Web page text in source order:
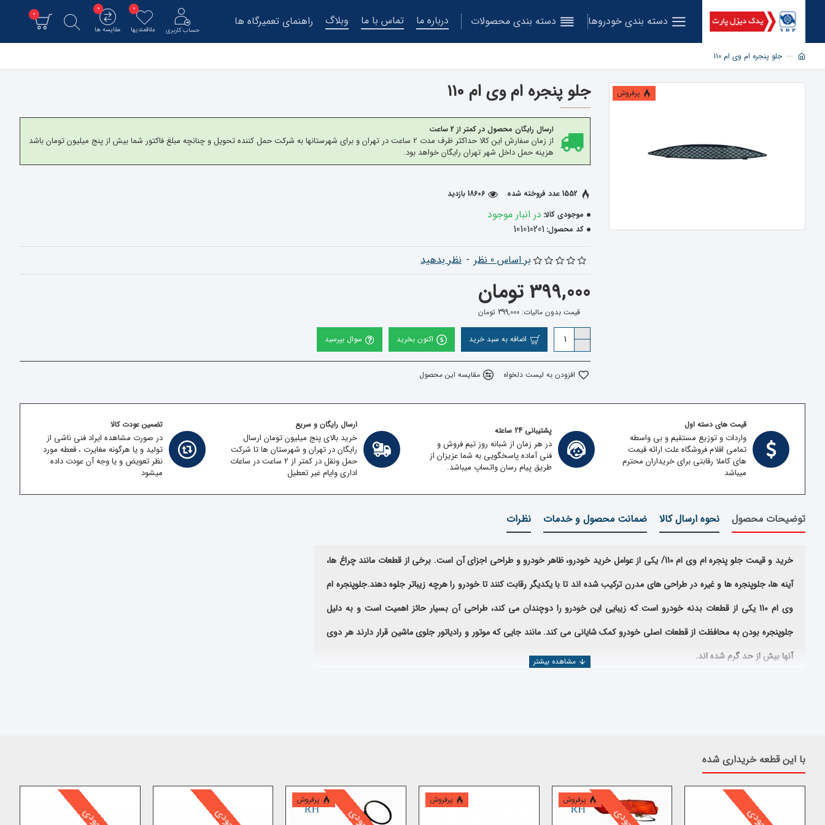
دسته بندی خودروها دسته بندی محصولات درباره ما تماس با ما وبلاگ راهنمای تعمیرگاه ها
حساب کاربری علاقمندیها
0
مقایسه ها
0
0
جلو پنجره ام وی ام 110
پرفروش جلو پنجره ام وی ام 110
ارسال رایگان محصول در کمتر از 2 ساعت
از زمان سفارش این کالا حداکثر ظرف مدت 2 ساعت در تهران و برای شهرستانها به شرکت حمل کننده تحویل و چنانچه مبلغ فاکتور شما بیش از پنج میلیون تومان باشد
هزینه حمل داخل شهر تهران رایگان خواهد بود.
موجودی کالا: در انبار موجود
کد محصول: 101010201
1552 عدد فروخته شده 18606 بازدید
بر اساس 0 نظر - نظر بدهید
399,000 تومان
قیمت بدون مالیات: 399,000 تومان
اضافه به سبد خرید اکنون بخرید سوال بپرسید
افزودن به لیست دلخواه مقایسه این محصول
قیمت های دسته اول
واردات و توزیع مستقیم و بی واسطه
تمامی اقلام فروشگاه علت ارائه قیمت
های کاملا رقابتی برای خریداران محترم
میباشد
پشتیبانی 24 ساعته
در هر زمان از شبانه روز تیم فروش و
فنی آماده پاسخگویی به شما عزیزان از
طریق پیام رسان واتساپ میباشد.
ارسال رایگان و سریع
خرید بالای پنج میلیون تومان ارسال
رایگان در تهران و شهرستان ها تا شرکت
حمل ونقل در کمتر از 2 ساعت در ساعات
اداری وایام غیر تعطیل
تضمین عودت کالا
در صورت مشاهده ایراد فنی ناشی از
تولید و یا هرگونه مغایرت ، قعطه مورد
نظر تعویض و یا وجه آن عودت داده
میشود
توضیحات محصول نحوه ارسال کالا ضمانت محصول و خدمات نظرات
خرید و قیمت جلو پنجره ام وی ام 110/ یکی از عوامل خرید خودرو، ظاهر خودرو و طراحی اجزای آن است. برخی از قطعات مانند چراغ ها،
آینه ها، جلوپنجره ها و غیره در طراحی های مدرن ترکیب شده اند تا با یکدیگر رقابت کنند تا خودرو را هرچه زیباتر جلوه دهند.جلوپنجره ام
وی ام 110یکی از قطعات بدنه خودرو است که زیبایی این خودرو را دوچندان می کند، طراحی آن بسیار حائز اهمیت است و به دلیل
جلوپنجره بودن به محافظت از قطعات اصلی خودرو کمک شایانی می کند. مانند جایی که موتور و رادیاتور جلوی ماشین قرار دارند هر دوی
آنها بیش از حد گرم شده اند.
در خریدجلو پنجره ام وی ام 110
اعتبار کارخانه سازنده
استاندارد بودن قطعه تولید شده
تخصص وارد کننده
با این قطعه خریداری شده
پرفروش پرفروش پرفروش